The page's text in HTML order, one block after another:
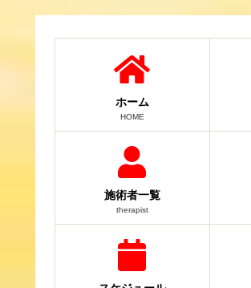
ホーム
HOME
施術者一覧
therapist